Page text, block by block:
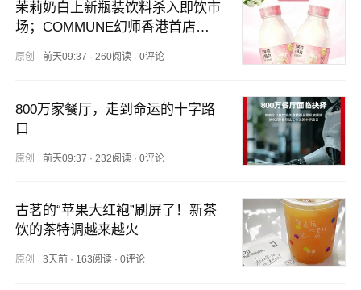
茉莉奶白上新瓶装饮料杀入即饮市
场；COMMUNE幻师香港首店开
原创 前天09:37 · 260阅读· 0评论
800万家餐厅，走到命运的十字路
口
原创 前天09:37 · 232阅读· 0评论
古茗的“苹果大红袍”刷屏了！新茶
饮的茶特调越来越火
原创 3天前· 163阅读· 0评论